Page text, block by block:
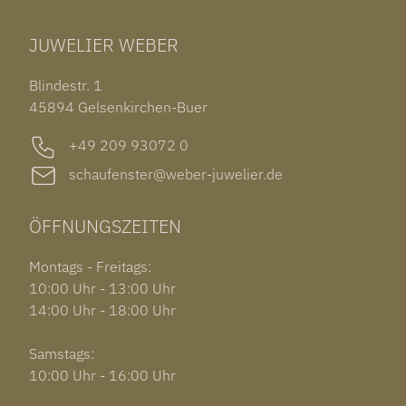
OHRSCHMUCK
OUT OF COLLECTION
ROLEX SUBMARINER DATE
GARMIN VENU 3S
JUWELIER WEBER
Blindestr. 1
45894 Gelsenkirchen-Buer
+49 209 93072 0
schaufenster@weber-juwelier.de
ÖFFNUNGSZEITEN
Montags - Freitags:
10:00 Uhr - 13:00 Uhr
14:00 Uhr - 18:00 Uhr
Samstags:
10:00 Uhr - 16:00 Uhr